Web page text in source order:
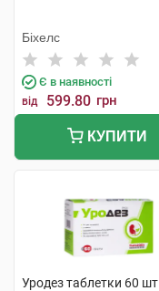
Біхелс
Є в наявності
від 599.80 грн
КУПИТИ
Уродез таблетки 60 шт